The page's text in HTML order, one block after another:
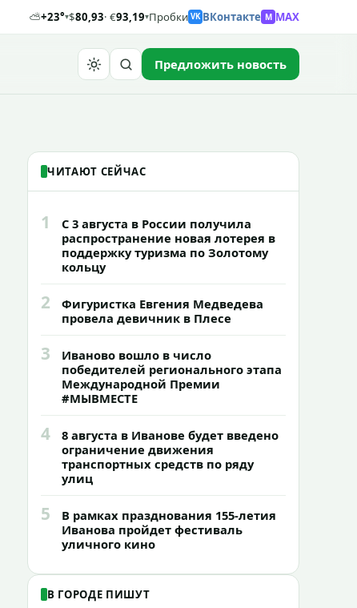
⛅+23°▾$80,93· €93,19▾Пробки VK ВКонтакте M MAX
Предложить новость
ЧИТАЮТ СЕЙЧАС
1
С 3 августа в России получила
распространение новая лотерея в
поддержку туризма по Золотому
кольцу
2
Фигуристка Евгения Медведева
провела девичник в Плесе
3
Иваново вошло в число
победителей регионального этапа
Международной Премии
#МЫВМЕСТЕ
4
8 августа в Иванове будет введено
ограничение движения
транспортных средств по ряду
улиц
5
В рамках празднования 155-летия
Иванова пройдет фестиваль
уличного кино
В ГОРОДЕ ПИШУТ